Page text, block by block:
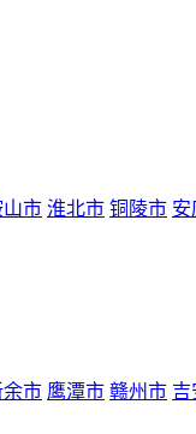
山市 淮北市 铜陵市 安
余市 鹰潭市 赣州市 吉